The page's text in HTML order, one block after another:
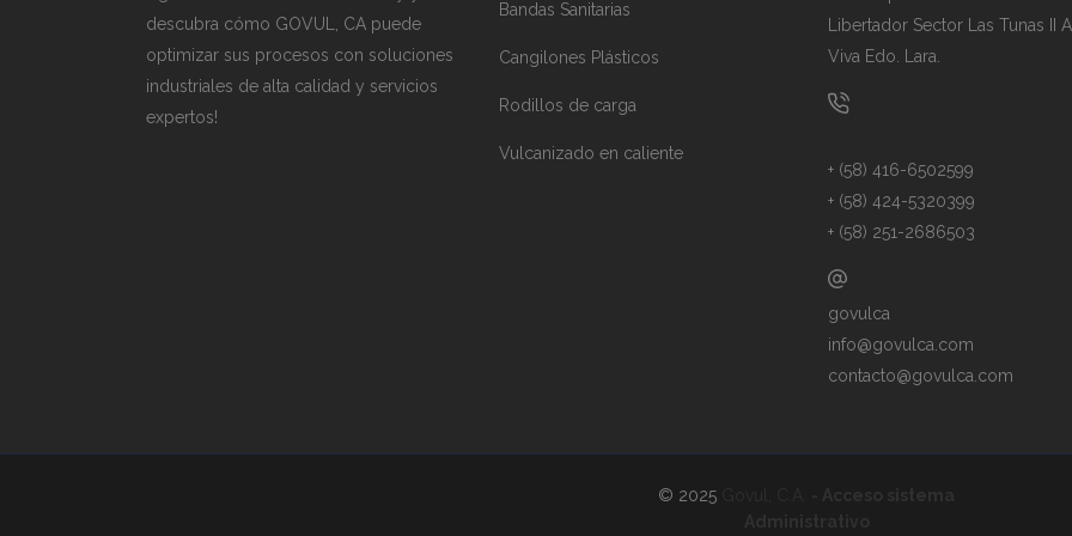
descubra cómo GOVUL, CA puede
optimizar sus procesos con soluciones
industriales de alta calidad y servicios
expertos!
Bandas Sanitarias
Cangilones Plásticos
Rodillos de carga
Vulcanizado en caliente
Libertador Sector Las Tunas II
Viva Edo. Lara.
+ (58) 416-6502599
+ (58) 424-5320399
+ (58) 251-2686503
govulca
info@govulca.com
contacto@govulca.com
© 2025